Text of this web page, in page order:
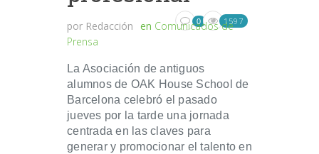
por Redacción en Comunicados de
Prensa
0 1597
La Asociación de antiguos
alumnos de OAK House School de
Barcelona celebró el pasado
jueves por la tarde una jornada
centrada en las claves para
generar y promocionar el talento en